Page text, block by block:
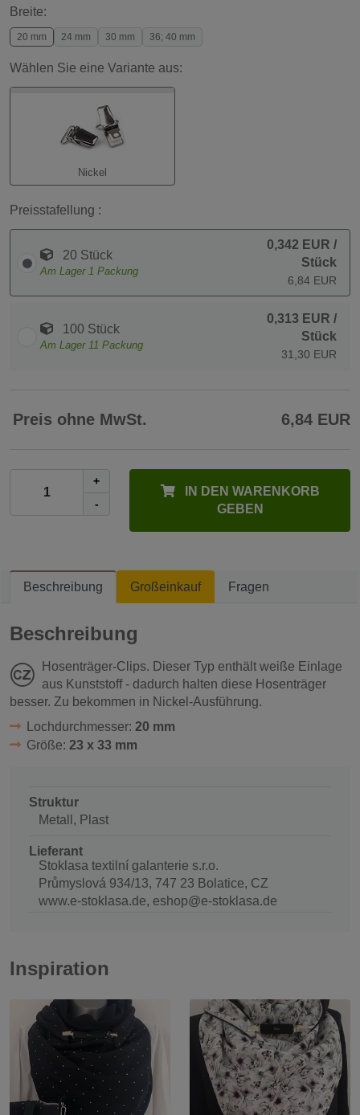
Breite:
20 mm 24 mm 30 mm 36; 40 mm
Wählen Sie eine Variante aus:
Nickel
Preisstafellung :
20 Stück
Am Lager 1 Packung
0,342 EUR /
Stück
6,84 EUR
100 Stück
Am Lager 11 Packung
0,313 EUR /
Stück
31,30 EUR
Preis ohne MwSt. 6,84 EUR
+
-
IN DEN WARENKORB
GEBEN
Beschreibung Großeinkauf Fragen
Beschreibung
Hosenträger-Clips. Dieser Typ enthält weiße Einlage
aus Kunststoff - dadurch halten diese Hosenträger
besser. Zu bekommen in Nickel-Ausführung.
Lochdurchmesser: 20 mm
Größe: 23 x 33 mm
Struktur
Metall, Plast
Lieferant
Stoklasa textilní galanterie s.r.o.
Průmyslová 934/13, 747 23 Bolatice, CZ
www.e-stoklasa.de, eshop@e-stoklasa.de
Inspiration